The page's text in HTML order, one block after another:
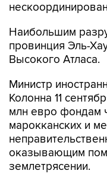
Наибольшим
Высокого Атласа.
Министр
млн евро фондам
марокканских и
оказывающим
землетрясении.
В воскресенье